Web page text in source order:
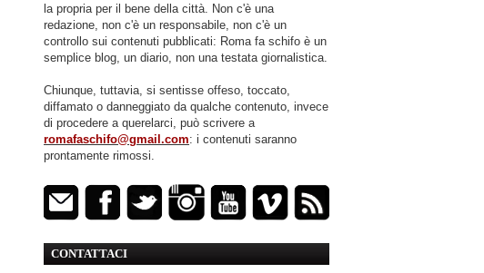
la propria per il bene della città. Non c'è una
redazione, non c'è un responsabile, non c'è un
controllo sui contenuti pubblicati: Roma fa schifo è un
semplice blog, un diario, non una testata giornalistica.
Chiunque, tuttavia, si sentisse offeso, toccato,
diffamato o danneggiato da qualche contenuto, invece
di procedere a querelarci, può scrivere a
romafaschifo@gmail.com: i contenuti saranno
prontamente rimossi.
CONTATTACI